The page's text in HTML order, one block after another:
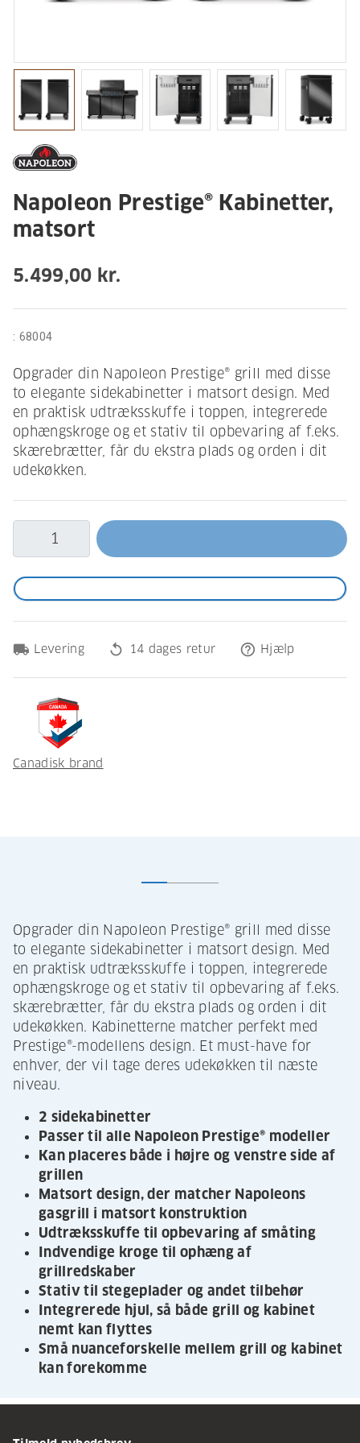
Napoleon Prestige® Kabinetter,
matsort
5.499,00 kr.
: 68004
Opgrader din Napoleon Prestige® grill med disse
to elegante sidekabinetter i matsort design. Med
en praktisk udtræksskuffe i toppen, integrerede
ophængskroge og et stativ til opbevaring af f.eks.
skærebrætter, får du ekstra plads og orden i dit
udekøkken.
local_shipping Levering replay 14 dages retur help_outline Hjælp
Canadisk brand
Opgrader din Napoleon Prestige® grill med disse
to elegante sidekabinetter i matsort design. Med
en praktisk udtræksskuffe i toppen, integrerede
ophængskroge og et stativ til opbevaring af f.eks.
skærebrætter, får du ekstra plads og orden i dit
udekøkken. Kabinetterne matcher perfekt med
Prestige®-modellens design. Et must-have for
enhver, der vil tage deres udekøkken til næste
niveau.
2 sidekabinetter
Passer til alle Napoleon Prestige® modeller
Kan placeres både i højre og venstre side af
grillen
Matsort design, der matcher Napoleons
gasgrill i matsort konstruktion
Udtræksskuffe til opbevaring af småting
Indvendige kroge til ophæng af
grillredskaber
Stativ til stegeplader og andet tilbehør
Integrerede hjul, så både grill og kabinet
nemt kan flyttes
Små nuanceforskelle mellem grill og kabinet
kan forekomme